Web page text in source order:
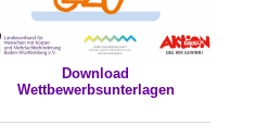
Download
Wettbewerbsunterlagen